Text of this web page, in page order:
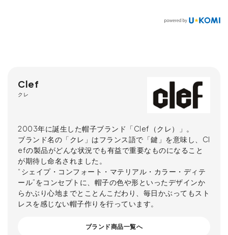
Clef
クレ
2003年に誕生した帽子ブランド「Clef（クレ）」。
ブランド名の「クレ」はフランス語で「鍵」を意味し、Cl
efの製品がどんな状況でも有益で重要なものになること
が期待し命名されました。
“シェイプ・コンフォート・マテリアル・カラー・ディテ
ール”をコンセプトに、帽子の色や形といったデザインか
らかぶり心地までとことんこだわり、毎日かぶってもスト
レスを感じない帽子作りを行っています。
ブランド商品一覧へ